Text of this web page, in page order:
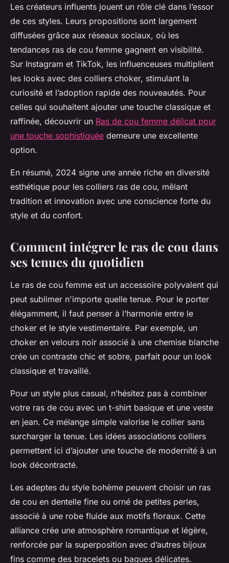
Les créateurs influents jouent un rôle clé dans l’essor
de ces styles. Leurs propositions sont largement
diffusées grâce aux réseaux sociaux, où les
tendances ras de cou femme gagnent en visibilité.
Sur Instagram et TikTok, les influenceuses multiplient
les looks avec des colliers choker, stimulant la
curiosité et l’adoption rapide des nouveautés. Pour
celles qui souhaitent ajouter une touche classique et
raffinée, découvrir un Ras de cou femme délicat pour
une touche sophistiquée demeure une excellente
option.
En résumé, 2024 signe une année riche en diversité
esthétique pour les colliers ras de cou, mêlant
tradition et innovation avec une conscience forte du
style et du confort.
Comment intégrer le ras de cou dans
ses tenues du quotidien
Le ras de cou femme est un accessoire polyvalent qui
peut sublimer n'importe quelle tenue. Pour le porter
élégamment, il faut penser à l’harmonie entre le
choker et le style vestimentaire. Par exemple, un
choker en velours noir associé à une chemise blanche
crée un contraste chic et sobre, parfait pour un look
classique et travaillé.
Pour un style plus casual, n’hésitez pas à combiner
votre ras de cou avec un t-shirt basique et une veste
en jean. Ce mélange simple valorise le collier sans
surcharger la tenue. Les idées associations colliers
permettent ici d’ajouter une touche de modernité à un
look décontracté.
Les adeptes du style bohème peuvent choisir un ras
de cou en dentelle fine ou orné de petites perles,
associé à une robe fluide aux motifs floraux. Cette
alliance crée une atmosphère romantique et légère,
renforcée par la superposition avec d’autres bijoux
fins comme des bracelets ou bagues délicates.